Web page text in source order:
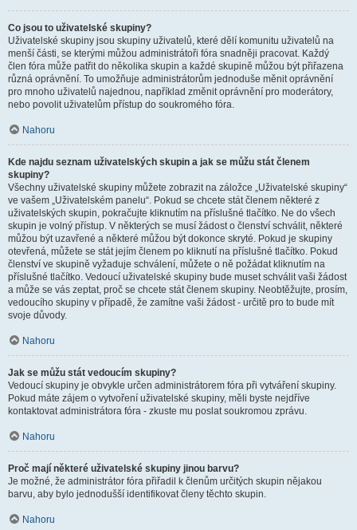
Co jsou to uživatelské skupiny?
Uživatelské skupiny jsou skupiny uživatelů, které dělí komunitu uživatelů na
menší části, se kterými můžou administrátoři fóra snadněji pracovat. Každý
člen fóra může patřit do několika skupin a každé skupině můžou být přiřazena
různá oprávnění. To umožňuje administrátorům jednoduše měnit oprávnění
pro mnoho uživatelů najednou, například změnit oprávnění pro moderátory,
nebo povolit uživatelům přístup do soukromého fóra.
Nahoru
Kde najdu seznam uživatelských skupin a jak se můžu stát členem
skupiny?
Všechny uživatelské skupiny můžete zobrazit na záložce „Uživatelské skupiny“
ve vašem „Uživatelském panelu“. Pokud se chcete stát členem některé z
uživatelských skupin, pokračujte kliknutím na příslušné tlačítko. Ne do všech
skupin je volný přístup. V některých se musí žádost o členství schválit, některé
můžou být uzavřené a některé můžou být dokonce skryté. Pokud je skupiny
otevřená, můžete se stát jejím členem po kliknutí na příslušné tlačítko. Pokud
členství ve skupině vyžaduje schválení, můžete o ně požádat kliknutím na
příslušné tlačítko. Vedoucí uživatelské skupiny bude muset schválit vaši žádost
a může se vás zeptat, proč se chcete stát členem skupiny. Neobtěžujte, prosím,
vedoucího skupiny v případě, že zamítne vaši žádost - určitě pro to bude mít
svoje důvody.
Nahoru
Jak se můžu stát vedoucím skupiny?
Vedoucí skupiny je obvykle určen administrátorem fóra při vytváření skupiny.
Pokud máte zájem o vytvoření uživatelské skupiny, měli byste nejdříve
kontaktovat administrátora fóra - zkuste mu poslat soukromou zprávu.
Nahoru
Proč mají některé uživatelské skupiny jinou barvu?
Je možné, že administrátor fóra přiřadil k členům určitých skupin nějakou
barvu, aby bylo jednodušší identifikovat členy těchto skupin.
Nahoru